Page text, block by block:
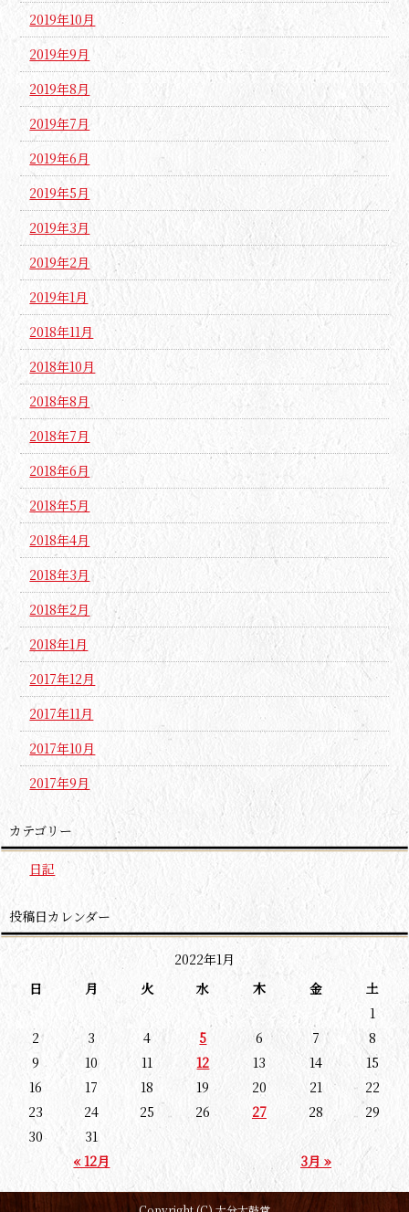
2019年10月
2019年9月
2019年8月
2019年7月
2019年6月
2019年5月
2019年3月
2019年2月
2019年1月
2018年11月
2018年10月
2018年8月
2018年7月
2018年6月
2018年5月
2018年4月
2018年3月
2018年2月
2018年1月
2017年12月
2017年11月
2017年10月
2017年9月
カテゴリー
日記
投稿日カレンダー
2022年1月
日
月 火 水 木 金 土
« 12月 3月 »
1
2
3 4 5 6 7
8
9
10 11 12 13 14
15
16
17 18 19 20 21
22
23
24 25 26 27 28
29
30
31